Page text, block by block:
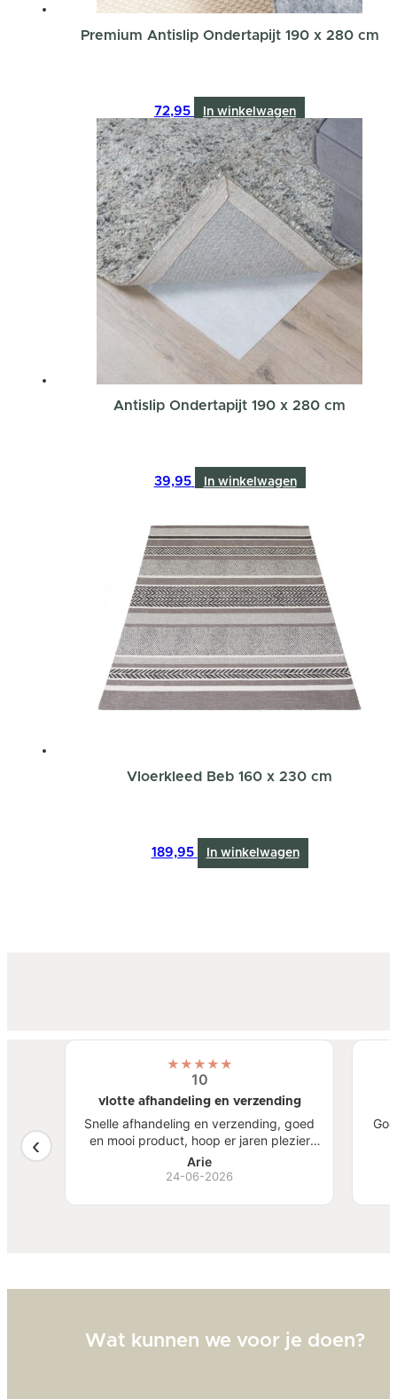
Premium Antislip Ondertapijt 190 x 280 cm
72,95 In winkelwagen
Antislip Ondertapijt 190 x 280 cm
39,95 In winkelwagen
Vloerkleed Beb 160 x 230 cm
189,95 In winkelwagen
mooi
★★★★★
10
vlotte afhandeling en verzending
Snelle afhandeling en verzending, goed
en mooi product, hoop er jaren plezier
van te hebben.
Arie
24-06-2026
Wat kunnen we voor je doen?